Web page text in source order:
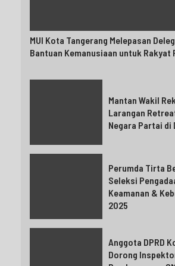
MUI Kota Tangerang Melepasan
Bantuan Kemanusiaan untuk Rakyat
Mantan Wakil
Larangan
Negara Partai di
Perumda Tirta
Seleksi
Keamanan &
2025
Anggota DPRD
Dorong